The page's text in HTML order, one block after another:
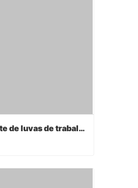
Fabricante de luvas de trabalho
de luvas de trabalho